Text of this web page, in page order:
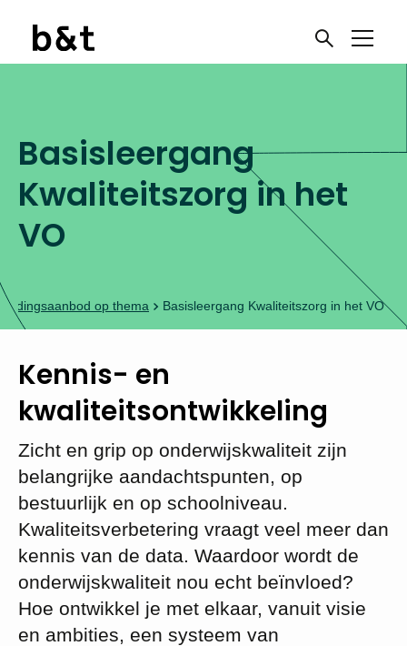
Basisleergang
Kwaliteitszorg in het
VO
op thema Basisleergang Kwaliteitszorg in het VO
Kennis- en
kwaliteitsontwikkeling
Zicht en grip op onderwijskwaliteit zijn
belangrijke aandachtspunten, op
bestuurlijk en op schoolniveau.
Kwaliteitsverbetering vraagt veel meer dan
kennis van de data. Waardoor wordt de
onderwijskwaliteit nou echt beïnvloed?
Hoe ontwikkel je met elkaar, vanuit visie
en ambities, een systeem van